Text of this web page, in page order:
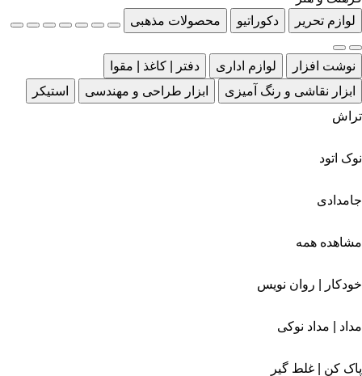
لوازم تحریر
دکوراتیو محصولات مذهبی
نوشت افزار لوازم اداری
دفتر | کاغذ | مقوا
ابزار نقاشی و رنگ آمیزی
ابزار طراحی و مهندسی
استیکر
تراش
نوک اتود
جامدادی
مشاهده همه
خودکار | روان نویس
مداد | مداد نوکی
پاک کن | غلط گیر